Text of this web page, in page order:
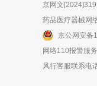
京网文
药品医疗器械网
京公网安备
网络110报警服务
风行客服联系电